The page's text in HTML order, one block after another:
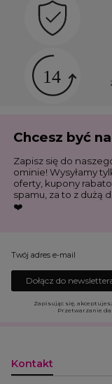
Chcesz być
Zapisz się do
ominie! Wysyłamy
oferty, kupony
spamu, za to z dużą
❤️
Twój adres e-mail
Dołącz do
Zapisując się,
Przetwarzanie
Kontakt